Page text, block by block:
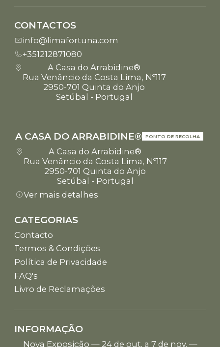
CONTACTOS
info@limafortuna.com
+351212871080
A Casa do Arrabidine®
Rua Venâncio da Costa Lima, Nº117
2950-701 Quinta do Anjo
Setúbal - Portugal
A CASA DO ARRABIDINE® PONTO DE RECOLHA
A Casa do Arrabidine®
Rua Venâncio da Costa Lima, Nº117
2950-701 Quinta do Anjo
Setúbal - Portugal
Ver mais detalhes
CATEGORIAS
Contacto
Termos & Condições
Política de Privacidade
FAQ's
Livro de Reclamações
INFORMAÇÃO
Nova Exposição — 24 de out. a 7 de nov. —